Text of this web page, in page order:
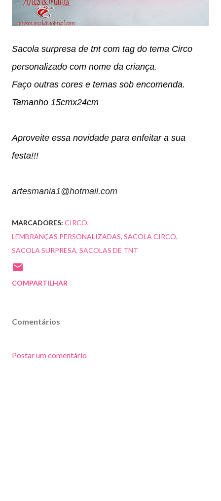
Sacola surpresa de tnt com tag do tema Circo
personalizado com nome da criança.
Faço outras cores e temas sob encomenda.
Tamanho 15cmx24cm
Aproveite essa novidade para enfeitar a sua
festa!!!
artesmania1@hotmail.com
MARCADORES: CIRCO
LEMBRANÇAS PERSONALIZADAS SACOLA CIRCO
SACOLA SURPRESA SACOLAS DE TNT
COMPARTILHAR
Comentários
Postar um comentário